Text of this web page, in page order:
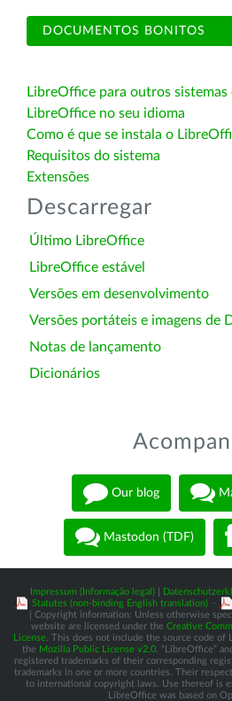
DOCUMENTOS BONITOS
LibreOffice para outros
LibreOffice no seu idioma
Como é que se instala o
Requisitos do sistema
Extensões
Descarregar
Último LibreOffice
LibreOffice estável
Versões em desenvolvimento
Versões portáteis e imagens de
Notas de lançamento
Dicionários
Our blog
Mastodon (TDF)
Impressum (Informação legal)
Statutes (non-binding English translation) -
| Copyright information: Unless otherwise
website are licensed under the Creative
License . This does not include the source code
the Mozilla Public License v2.0 . “LibreOffice”
registered trademarks of their corresponding
trademarks in one or more countries. Their
to international copyright laws. Use thereof is
LibreOffice was based on